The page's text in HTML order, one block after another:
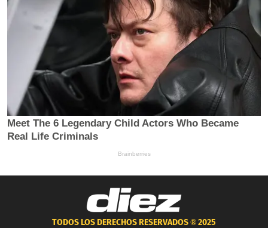
TODOS LOS DERECHOS RESERVADOS ®2025